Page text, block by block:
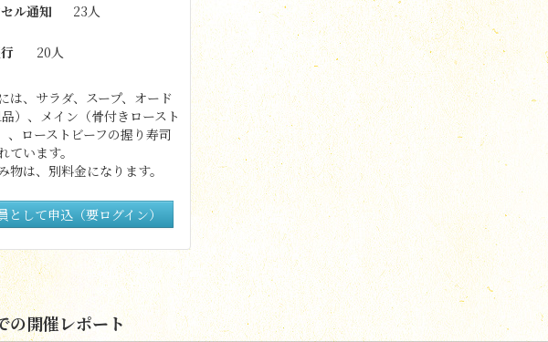
ル通知
23人
20人
は、サラダ、スープ、オード
）、メイン（骨付きロースト
、ローストビーフの握り寿司
ています。
は、別料金になります。
として申込（要ログイン）
の開催レポート